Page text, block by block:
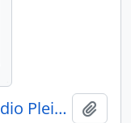
Bulletin d'information de Radio Pleine Lune du 20.06.1990